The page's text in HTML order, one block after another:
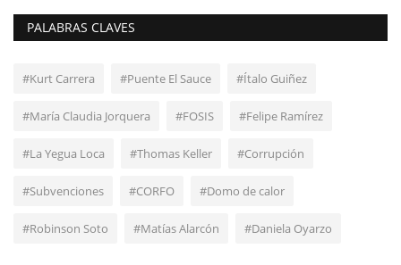
PALABRAS CLAVES
#Kurt Carrera #Puente El Sauce #Ítalo Guiñez
#María Claudia Jorquera #FOSIS #Felipe Ramírez
#La Yegua Loca #Thomas Keller #Corrupción
#Subvenciones #CORFO #Domo de calor
#Robinson Soto #Matías Alarcón #Daniela Oyarzo